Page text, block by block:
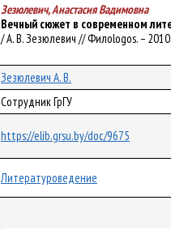
Зезюлевич, Анастасия Вадимовна
Вечный сюжет в современном
/ А. В. Зезюлевич // Филоlogos. –
Зезюлевич А. В.
Сотрудник ГрГУ
https://elib.grsu.by/doc/9675
Литературоведение